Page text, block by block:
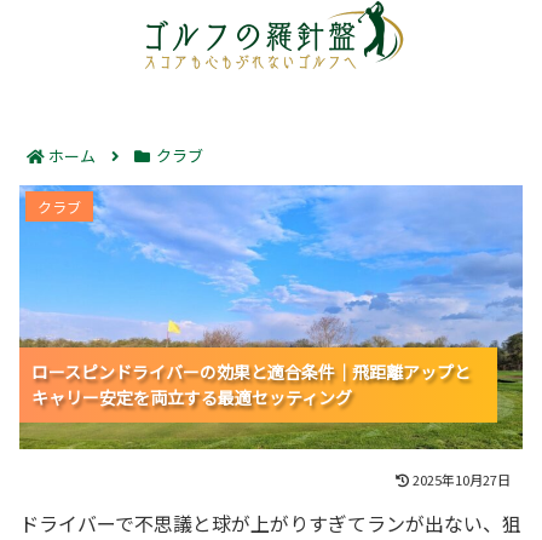
ホーム クラブ
ロースピンドライバーの効果と適合条件｜飛距離アップ
とキャリー安定を両立する最適セッティング
ロースピンドライバーの効果と適合条件｜飛距離アップと
キャリー安定を両立する最適セッティング
ロースピンドライバーの効果と適合条件｜飛距離アップと
キャリー安定を両立する最適セッティング
ロースピンドライバーの効果と適合条件｜飛距離アップと
キャリー安定を両立する最適セッティング
クラブ
2025年10月27日
ドライバーで不思議と球が上がりすぎてランが出ない、狙